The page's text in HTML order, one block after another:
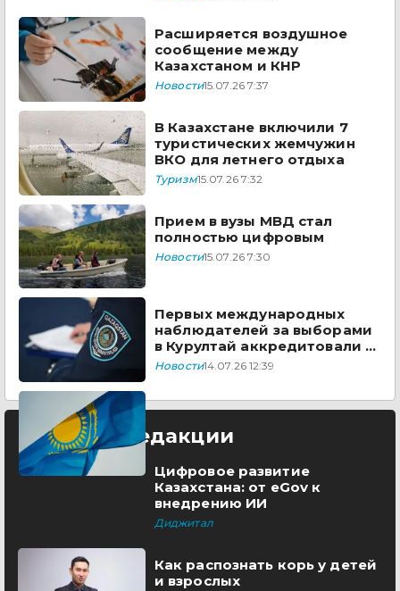
Расширяется воздушное
сообщение между
Казахстаном и КНР
Новости15.07.26 7:37
В Казахстане включили 7
туристических жемчужин
ВКО для летнего отдыха
Туризм15.07.26 7:32
Прием в вузы МВД стал
полностью цифровым
Новости15.07.26 7:30
Первых международных
наблюдателей за выборами
в Курултай аккредитовали в
ЦИК
Новости14.07.26 12:39
Выбор редакции
Цифровое развитие
Казахстана: от eGov к
внедрению ИИ
Диджитал
Как распознать корь у детей
и взрослых